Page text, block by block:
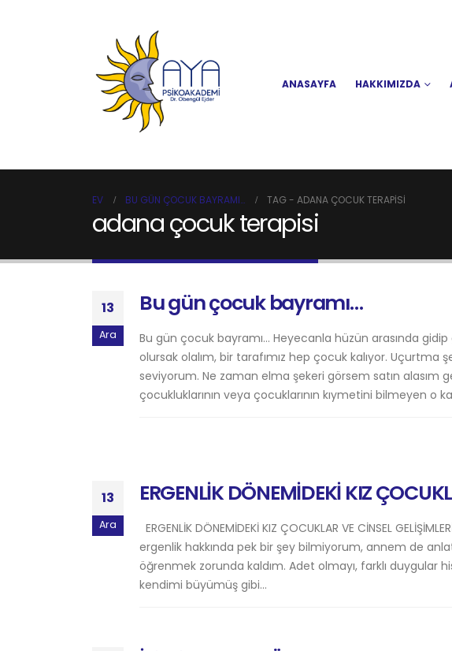
ANASAYFA HAKKIMIZDA
EV BU GÜN ÇOCUK BAYRAMI… TAG - ADANA ÇOCUK TERAPISI
adana çocuk terapisi
13
Ara
Bu gün çocuk bayramı…
Bu gün çocuk bayramı… Heyecanla hüzün arasında
olursak olalım, bir tarafımız hep çocuk kalıyor. Uçurtma
seviyorum. Ne zaman elma şekeri görsem satın alasım
çocukluklarının veya çocuklarının kıymetini bilmeyen o
13
Ara
ERGENLİK DÖNEMİDEKİ KIZ
ERGENLİK DÖNEMİDEKİ KIZ ÇOCUKLAR VE CİNSEL
ergenlik hakkında pek bir şey bilmiyorum, annem de
öğrenmek zorunda kaldım. Adet olmayı, farklı
kendimi büyümüş gibi...